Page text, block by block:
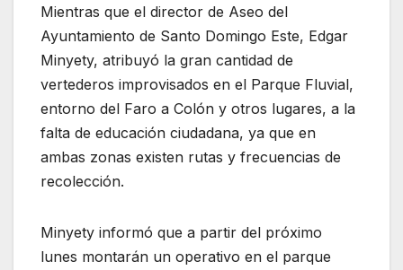
Mientras que el director de Aseo del
Ayuntamiento de Santo Domingo Este, Edgar
Minyety, atribuyó la gran cantidad de
vertederos improvisados en el Parque Fluvial,
entorno del Faro a Colón y otros lugares, a la
falta de educación ciudadana, ya que en
ambas zonas existen rutas y frecuencias de
recolección.
Minyety informó que a partir del próximo
lunes montarán un operativo en el parque